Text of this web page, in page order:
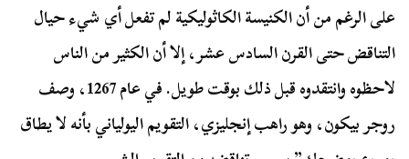
على الرغم من أن الكنيسة الكاثوليكية لم تفعل أي شيء حيال
التناقض حتى القرن السادس عشر، إلا أن الكثير من الناس
لاحظوه وانتقدوه قبل ذلك بوقت طويل. في عام 1267، وصف
روجر بيكون، وهو راهب إنجليزي، التقويم اليولياني بأنه لا يطاق